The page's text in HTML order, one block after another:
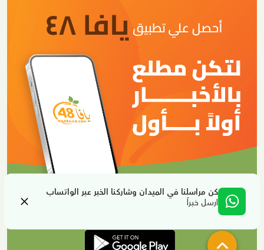
كن مراسلنا في الميدان وشاركنا الخبر عبر الواتساب
ارسل خبراً